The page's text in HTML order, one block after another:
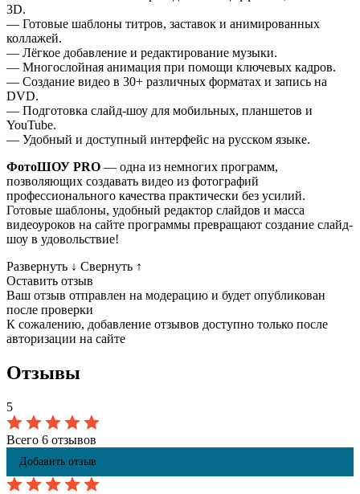
3D.
— Готовые шаблоны титров, заставок и анимированных
коллажей.
— Лёгкое добавление и редактирование музыки.
— Многослойная анимация при помощи ключевых кадров.
— Создание видео в 30+ различных форматах и запись на
DVD.
— Подготовка слайд-шоу для мобильных, планшетов и
YouTube.
— Удобный и доступный интерфейс на русском языке.
ФотоШОУ PRO — одна из немногих программ,
позволяющих создавать видео из фотографий
профессионального качества практически без усилий.
Готовые шаблоны, удобный редактор слайдов и масса
видеоуроков на сайте программы превращают создание слайд-
шоу в удовольствие!
Развернуть ↓ Свернуть ↑
Оставить отзыв
Ваш отзыв отправлен на модерацию и будет опубликован
после проверки
К сожалению, добавление отзывов доступно только после
авторизации на сайте
Отзывы
5
Всего 6 отзывов
Добавить отзыв